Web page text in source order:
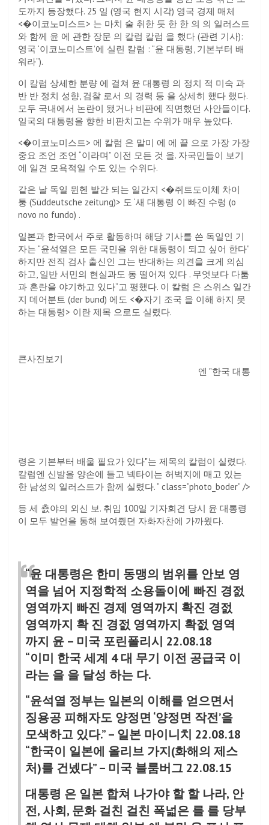
도까지 등장했다. 25 일 (영국 현지 시각) 영국 경제 매체
<�이코노미스트> 는 마치 술 취한 듯 한 한 의 의 일러스트
와 함께 윤 에 관한 장문 의 칼럼 칼럼 을 했다 (관련 기사):
영국 ‘이코노미스트’에 실린 칼럼 : “윤 대통령, 기본부터 배
워라”).
이 칼럼 상세한 분량 에 걸쳐 윤 대통령 의 정치 적 미숙 과
반 반 정치 성향, 검찰 로서 의 경력 등 을 상세히 했다 했다.
모두 국내에서 논란이 됐거나 비판에 직면했던 사안들이다.
일국의 대통령을 향한 비판치고는 수위가 매우 높았다.
<�이코노미스트> 에 칼럼 은 말미 에 에 끝 으로 가장 가장
중요 조언 조언 “이라며” 이전 모든 것 을. 자국민들이 보기
에 일견 모욕적일 수도 있는 수위다.
같은 날 독일 뮌헨 발간 되는 일간지 <�쥐트도이체 차이
퉁 (Süddeutsche zeitung)> 도 ‘새 대통령 이 빠진 수렁 (o
novo no fundo) .
일본과 한국에서 주로 활동하며 해당 기사를 쓴 독일인 기
자는 “윤석열은 모든 국민을 위한 대통령이 되고 싶어 한다”
하지만 전직 검사 출신인 그는 반대하는 의견을 크게 의심
하고, 일반 서민의 현실과도 동 떨어져 있다 . 무엇보다 다툼
과 혼란을 야기하고 있다”고 평했다. 이 칼럼 은 스위스 일간
지 데어분트 (der bund) 에도 <�자기 조국 을 이해 하지 못
하는 대통령> 이란 제목 으로도 실렸다.
큰사진보기
엔 "한국 대통
령은 기본부터 배울 필요가 있다"는 제목의 칼럼이 실렸다.
칼럼엔 신발을 양손에 들고 넥타이는 허벅지에 매고 있는
한 남성의 일러스트가 함께 실렸다. ” class=”photo_boder” />
등 세 춄야의 외신 보. 취임 100일 기자회견 당시 윤 대통령
이 모두 발언을 통해 보여줬던 자화자찬에 가까웠다.
“윤 대통령은 한미 동맹의 범위를 안보 영
역을 넘어 지정학적 소용돌이에 빠진 경젌
영역까지 빠진 경제 영역까지 확진 경젌
영역까지 확 진 경젌 영역까지 확젌 영역
까지 윤 – 미국 포린폴리시 22.08.18
“이미 한국 세계 4 대 무기 이전 공급국 이
라는 을 을 달성 하는 다.
“윤석열 정부는 일본의 이해를 얻으면서
징용공 피해자도 양정면 ‘양정면 작전’을
모색하고 있다.” – 일본 마이니치 22.08.18
“한국이 일본에 올리브 가지(화해의 제스
처)를 건넸다” – 미국 블룸버그 22.08.15
대통령 은 일본 합쳐 나가야 할 할 나라, 안
전, 사회, 문화 걸친 걸친 폭넓은 를 를 당부